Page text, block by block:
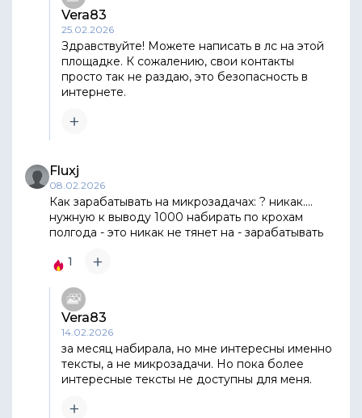
Vera83
25.02.2026
Здравствуйте! Можете написать в лс на этой
площадке. К сожалению, свои контакты
просто так не раздаю, это безопасность в
интернете.
Fluxj
08.02.2026
Как зарабатывать на микрозадачах: ? никак....
нужную к выводу 1000 набирать по крохам
полгода - это никак не тянет на - зарабатывать
1
Vera83
14.02.2026
за месяц набирала, но мне интересны именно
тексты, а не микрозадачи. Но пока более
интересные тексты не доступны для меня.